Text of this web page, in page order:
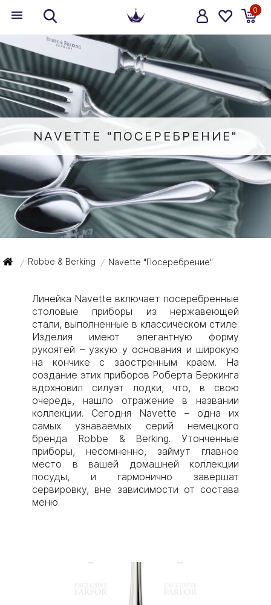
0
NAVETTE "ПОСЕРЕБРЕНИЕ"
/ Robbe & Berking / Navette "Посеребрение"
Линейка Navette включает посеребренные
столовые приборы из нержавеющей
стали, выполненные в классическом стиле.
Изделия имеют элегантную форму
рукоятей – узкую у основания и широкую
на кончике с заостренным краем. На
создание этих приборов Роберта Беркинга
вдохновил силуэт лодки, что, в свою
очередь, нашло отражение в названии
коллекции. Сегодня Navette – одна их
самых узнаваемых серий немецкого
бренда Robbe & Berking. Утонченные
приборы, несомненно, займут главное
место в вашей домашней коллекции
посуды, и гармонично завершат
сервировку, вне зависимости от состава
меню.